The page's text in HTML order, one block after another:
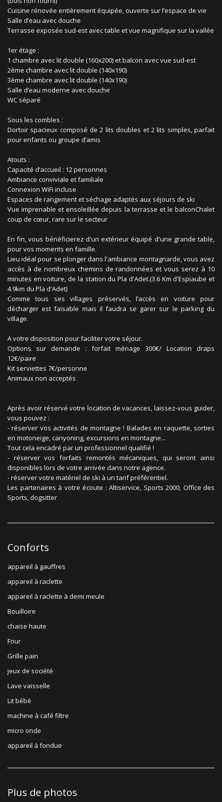
Cuisine rénovée entièrement équipée, ouverte sur l’espace de vie
Salle d’eau avec douche
Terrasse exposée sud-est avec table et vue magnifique sur la vallée
1er étage :
1 chambre avec lit double (160x200) et balcon avec vue sud-est
2ème chambre avec lit double (140x190)
3ème chambre avec lit double (140x190)
Salle d’eau moderne avec douche
WC séparé
Sous les combles :
Dortoir spacieux composé de 2 lits doubles et 2 lits simples, parfait
pour enfants ou groupe d’amis
Atouts :
Capacité d’accueil : 12 personnes
Ambiance conviviale et familiale
Connexion WiFi incluse
Espaces de rangement et séchage adaptés aux séjours de ski
Vue imprenable et ensoleillée depuis la terrasse et le balconChalet
coup de cœur, rare sur le secteur
En fin, vous bénéficierez d'un extérieur équipé d'une grande table,
pour vos moments en famille.
Lieu idéal pour se plonger dans l'ambiance montagnarde, vous avez
accès à de nombreux chemins de randonnées et vous serez à 10
minutes en voiture, de la station du Pla d'Adet.(3.6 Km d'Espiaube et
4.9km du Pla d'Adet)
Comme tous ses villages préservés, l’accès en voiture pour
décharger est faisable mais il faudra se garer sur le parking du
village.
A votre disposition pour faciliter votre séjour.
Options sur demande : forfait ménage 300€/ Location draps
12€/paire
Kit serviettes 7€/personne
Animaux non acceptés
Après avoir réservé votre location de vacances, laissez-vous guider,
vous pouvez :
- réserver vos activités de montagne ! Balades en raquette, sorties
en motoneige, canyoning, excursions en montagne...
Tout cela encadré par un professionnel qualifié !
- réserver vos forfaits remontés mécaniques, qui seront ainsi
disponibles lors de votre arrivée dans notre agence.
- réserver votre matériel de ski à un tarif préférentiel.
Les partenaires à votre écoute : Altiservice, Sports 2000, Office des
Sports, dogsitter
Conforts
appareil à gauffres
appareil à raclette
appareil à raclette à demi meule
Bouilloire
chaise haute
Four
Grille pain
jeux de société
Lave vaisselle
Lit bébé
machine à café filtre
micro onde
appareil à fondue
Plus de photos